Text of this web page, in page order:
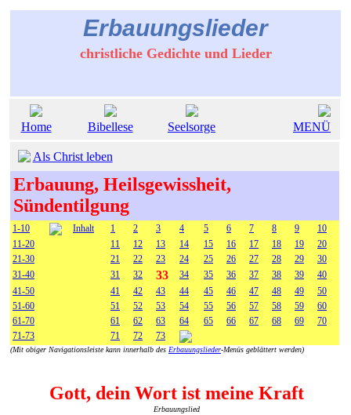
Erbauungslieder
christliche Gedichte und Lieder
Home Bibellese Seelsorge MENÜ
Als Christ leben
Erbauung, Heilsgewissheit,
Sündentilgung
1-10 Inhalt 1 2 3 4 5 6 7 8 9
10
11-20
11 12 13 14 15 16 17 18 19
20
21-30
21 22 23 24 25 26 27 28 29
30
31-40
31 32 33 34 35 36 37 38 39
40
41-50
41 42 43 44 45 46 47 48 49
50
51-60
51 52 53 54 55 56 57 58 59
60
61-70
61 62 63 64 65 66 67 68 69
70
71-73
71 72 73
(Mit obiger Navigationsleiste kann innerhalb des Erbauungslieder-Menüs geblättert werden)
Gott, dein Wort ist meine Kraft
Erbauungslied